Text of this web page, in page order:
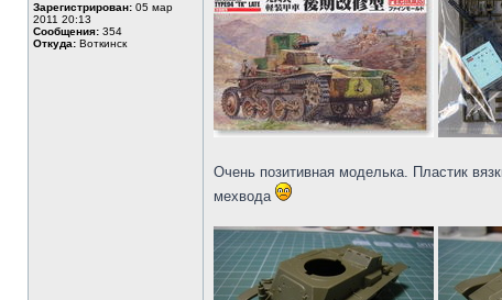
Зарегистрирован: 05 мар
2011 20:13
Сообщения: 354
Откуда: Воткинск
Очень позитивная моделька. Пластик
мехвода